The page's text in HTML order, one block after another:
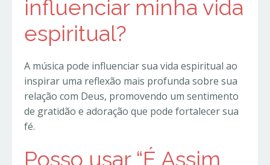
influenciar minha vida
espiritual?
A música pode influenciar sua vida espiritual ao
inspirar uma reflexão mais profunda sobre sua
relação com Deus, promovendo um sentimento
de gratidão e adoração que pode fortalecer sua
fé.
Posso usar “É Assim